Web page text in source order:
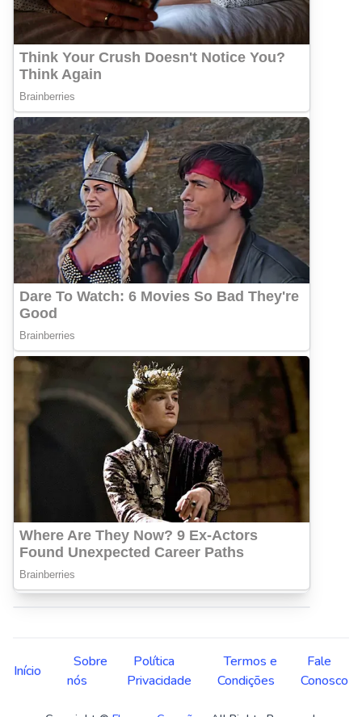
Início
Sobre
nós
Política
Privacidade
Termos e
Condições
Fale
Conosco